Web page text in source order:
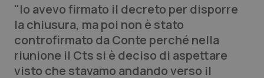
Lettere al direttore
Edizioni Regionali
"Io avevo firmato il decreto per disporre
la chiusura, ma poi non è stato
controfirmato da Conte perché nella
riunione il Cts si è deciso di aspettare
visto che stavamo andando verso il